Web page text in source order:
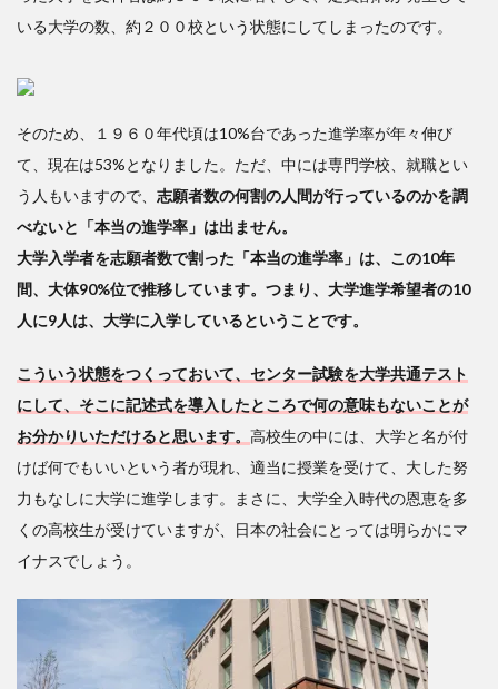
いる大学の数、約２００校という状態にしてしまったのです。
そのため、１９６０年代頃は10%台であった進学率が年々伸び
て、現在は53%となりました。ただ、中には専門学校、就職とい
う人もいますので、 志願者数の何割の人間が行っているのかを調
べないと「本当の進学率」は出ません。
大学入学者を志願者数で割った「本当の進学率」は、この10年
間、大体90%位で推移しています。つまり、大学進学希望者の10
人に9人は、大学に入学しているということです。
こういう状態をつくっておいて、センター試験を大学共通テスト
にして、そこに記述式を導入したところで何の意味もないことが
お分かりいただけると思います。 高校生の中には、大学と名が付
けば何でもいいという者が現れ、適当に授業を受けて、大した努
力もなしに大学に進学します。まさに、大学全入時代の恩恵を多
くの高校生が受けていますが、日本の社会にとっては明らかにマ
イナスでしょう。